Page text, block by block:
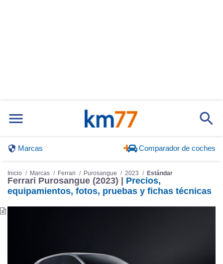
Marcas Comparador de coches
Inicio Marcas Ferrari Purosangue 2023 Estándar
Ferrari Purosangue (2023) | Precios,
equipamientos, fotos, pruebas y fichas técnicas